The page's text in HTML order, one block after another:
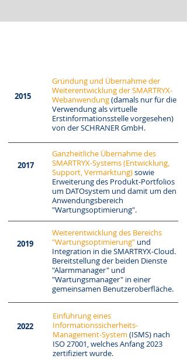
2015
Gründung und Übernahme der
Weiterentwicklung der SMARTRYX-
Webanwendung(damals nur für die
Verwendung als virtuelle
Erstinformationsstelle vorgesehen)
von der SCHRANER GmbH.
2017
Ganzheitliche Übernahme des
SMARTRYX-Systems (Entwicklung,
Support, Vermarktung)sowie
Erweiterung des Produkt-Portfolios
um DATOsystem und damit um den
Anwendungsbereich
"Wartungsoptimierung".
2019
Weiterentwicklung des Bereichs
"Wartungsoptimierung" und
Integration in die SMARTRYX-Cloud.
Bereitstellung der beiden Dienste
"Alarmmanager" und
"Wartungsmanager" in einer
gemeinsamen Benutzeroberfläche.
2022
Einführung eines
Informationssicherheits-
Management-System (ISMS) nach
ISO 27001, welches Anfang 2023
zertifiziert wurde.